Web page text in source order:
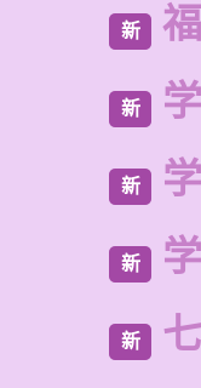
新
新
新
新
新